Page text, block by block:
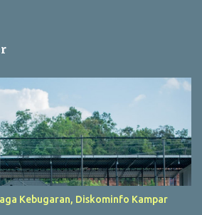
Kebugaran, Diskominfo Kampar